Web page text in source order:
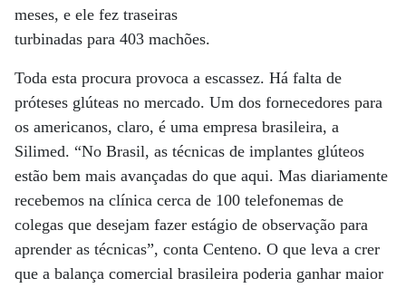
meses, e ele fez traseiras
turbinadas para 403 machões.
Toda esta procura provoca a escassez. Há falta de
próteses glúteas no mercado. Um dos fornecedores para
os americanos, claro, é uma empresa brasileira, a
Silimed. “No Brasil, as técnicas de implantes glúteos
estão bem mais avançadas do que aqui. Mas diariamente
recebemos na clínica cerca de 100 telefonemas de
colegas que desejam fazer estágio de observação para
aprender as técnicas”, conta Centeno. O que leva a crer
que a balança comercial brasileira poderia ganhar maior